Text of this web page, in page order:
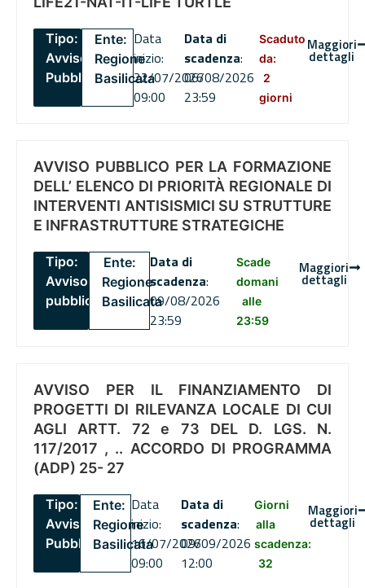
Tipo:
Avviso
Pubblico
Ente:
Regione
Basilicata
Data
inizio:
22/07/2026
09:00
Data di
scadenza:
06/08/2026
23:59
Scaduto
da:
2
giorni
Maggiori
dettagli
AVVISO PUBBLICO PER LA FORMAZIONE
DELL’ ELENCO DI PRIORITÀ REGIONALE DI
INTERVENTI ANTISISMICI SU STRUTTURE
E INFRASTRUTTURE STRATEGICHE
Tipo:
Avviso
pubblico
Ente:
Regione
Basilicata
Data di
scadenza:
09/08/2026
23:59
Scade
domani
alle
23:59
Maggiori
dettagli
AVVISO PER IL FINANZIAMENTO DI
PROGETTI DI RILEVANZA LOCALE DI CUI
AGLI ARTT. 72 e 73 DEL D. LGS. N.
117/2017 , .. ACCORDO DI PROGRAMMA
(ADP) 25- 27
Tipo:
Avviso
Pubblico
Ente:
Regione
Basilicata
Data
inizio:
16/07/2026
09:00
Data di
scadenza:
09/09/2026
12:00
Giorni
alla
scadenza:
32
Maggiori
dettagli